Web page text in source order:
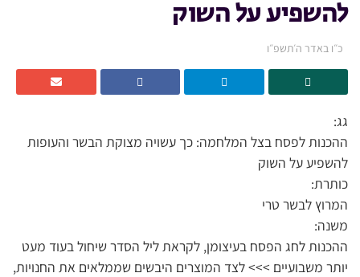
להשפיע על השוק
כ״ו באדר ה׳תשפ״ו
גג:
ההכנות לפסח בצל המלחמה: כך עשויה מצוקת הבשר והעופות
להשפיע על השוק
כותרת:
המרוץ לבשר טרי
משנה:
ההכנות לחג הפסח בעיצומן, לקראת ליל הסדר שיחול בעוד מעט
יותר משבועיים >>> לצד המוצרים היבשים שממלאים את החנויות,